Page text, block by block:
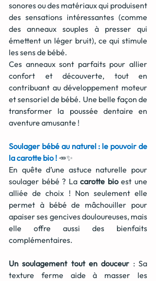
sonores ou des matériaux qui produisent
des sensations intéressantes (comme
des anneaux souples à presser qui
émettent un léger bruit), ce qui stimule
les sens de bébé.
Ces anneaux sont parfaits pour allier
confort et découverte, tout en
contribuant au développement moteur
et sensoriel de bébé. Une belle façon de
transformer la poussée dentaire en
aventure amusante !
Soulager bébé au naturel : le pouvoir de
la carotte bio ! 🥕✨
En quête d’une astuce naturelle pour
soulager bébé ? La carotte bio est une
alliée de choix ! Non seulement elle
permet à bébé de mâchouiller pour
apaiser ses gencives douloureuses, mais
elle offre aussi des bienfaits
complémentaires.
Un soulagement tout en douceur : Sa
texture ferme aide à masser les